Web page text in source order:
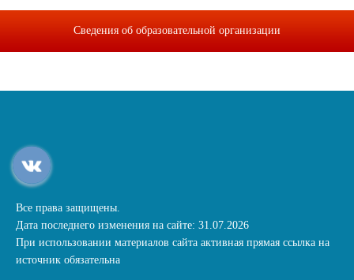
Сведения об образовательной организации
Все права защищены.
Дата последнего изменения на сайте: 31.07.2026
При использовании материалов сайта активная прямая ссылка на
источник обязательна